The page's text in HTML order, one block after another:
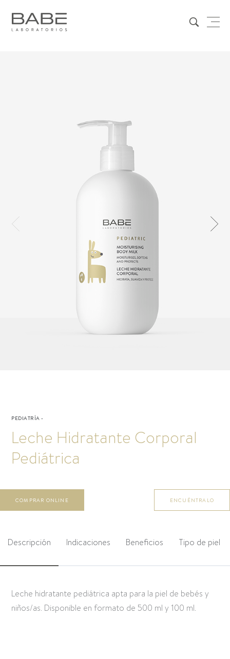
PEDIATRÍA-
Leche Hidratante Corporal
Pediátrica
COMPRAR ONLINE ENCUÉNTRALO
Descripción Indicaciones Beneficios Tipo de piel
Leche hidratante pediátrica apta para la piel de bebés y
niños/as. Disponible en formato de 500 ml y 100 ml.